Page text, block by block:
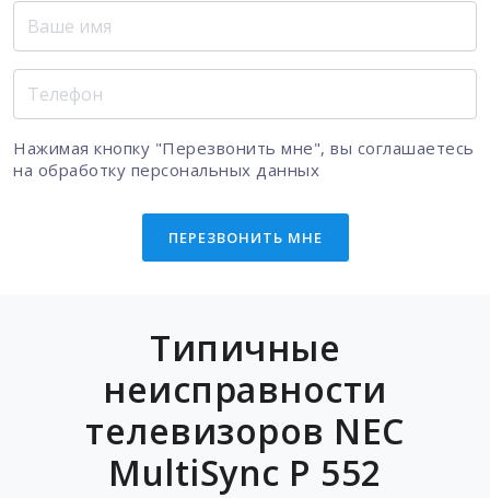
Нажимая кнопку "Перезвонить мне", вы соглашаетесь
на обработку персональных данных
ПЕРЕЗВОНИТЬ МНЕ
Типичные
неисправности
телевизоров NEC
MultiSync P 552